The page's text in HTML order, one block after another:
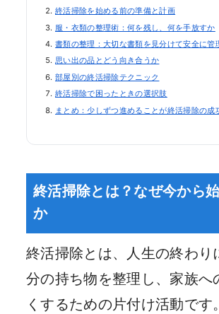
終活掃除を始める前の準備と計画
服・衣類の整理術：何を残し、何を手放すか
書類の整理：大切な書類を見分けて安全に管
思い出の品とどう向き合うか
部屋別の終活掃除テクニック
終活掃除で困ったときの選択肢
まとめ：少しずつ進めることが終活掃除の成
終活掃除とは？なぜ今から
か
終活掃除とは、人生の終わり
分の持ち物を整理し、家族へ
くするための片付け活動です。